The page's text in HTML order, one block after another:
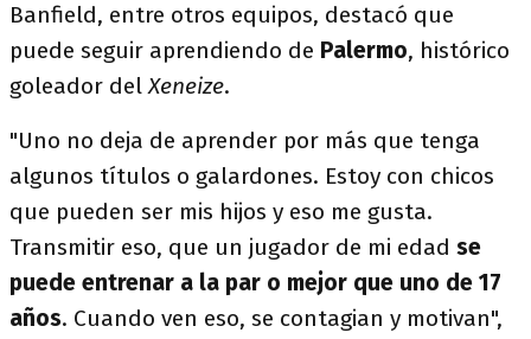
Banfield, entre otros equipos, destacó que
puede seguir aprendiendo de Palermo, histórico
goleador delXeneize.
"Uno no deja de aprender por más que tenga
algunos títulos o galardones. Estoy con chicos
que pueden ser mis hijos y eso me gusta.
Transmitir eso, que un jugador de mi edad se
puede entrenar a la par o mejor que uno de 17
años. Cuando ven eso, se contagian y motivan",